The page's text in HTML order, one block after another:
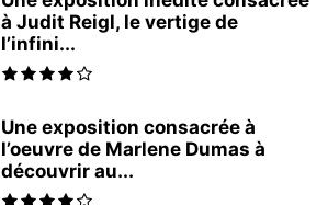
à Judit Reigl, le vertige de
l’infini...
Une exposition consacrée à
l’oeuvre de Marlene Dumas à
découvrir au...